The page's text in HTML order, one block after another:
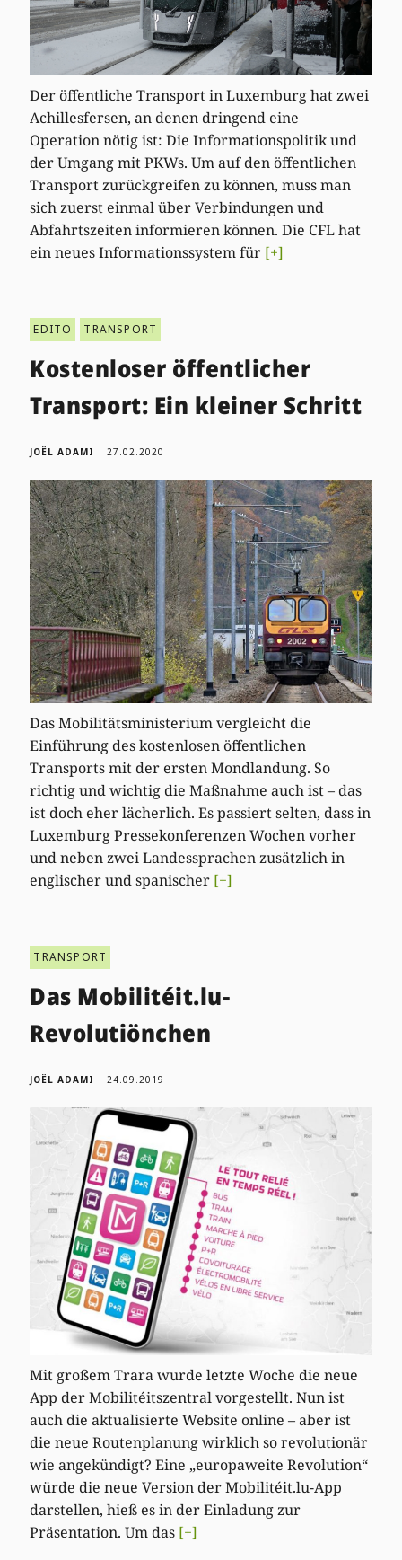
Der öffentliche Transport in Luxemburg hat zwei
Achillesfersen, an denen dringend eine
Operation nötig ist: Die Informationspolitik und
der Umgang mit PKWs. Um auf den öffentlichen
Transport zurückgreifen zu können, muss man
sich zuerst einmal über Verbindungen und
Abfahrtszeiten informieren können. Die CFL hat
ein neues Informationssystem für [+]
EDITO TRANSPORT
Kostenloser öffentlicher
Transport: Ein kleiner Schritt
JOËL ADAMI 27.02.2020
Das Mobilitätsministerium vergleicht die
Einführung des kostenlosen öffentlichen
Transports mit der ersten Mondlandung. So
richtig und wichtig die Maßnahme auch ist – das
ist doch eher lächerlich. Es passiert selten, dass in
Luxemburg Pressekonferenzen Wochen vorher
und neben zwei Landessprachen zusätzlich in
englischer und spanischer [+]
TRANSPORT
Das Mobilitéit.lu-
Revolutiönchen
JOËL ADAMI 24.09.2019
Mit großem Trara wurde letzte Woche die neue
App der Mobilitéitszentral vorgestellt. Nun ist
auch die aktualisierte Website online – aber ist
die neue Routenplanung wirklich so revolutionär
wie angekündigt? Eine „europaweite Revolution“
würde die neue Version der Mobilitéit.lu-App
darstellen, hieß es in der Einladung zur
Präsentation. Um das [+]